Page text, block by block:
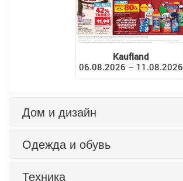
Kaufland
06.08.2026 – 11.08.2026
Дом и дизайн
Одежда и обувь
Техника